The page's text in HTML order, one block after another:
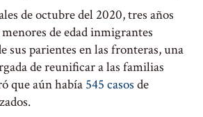
de octubre del 2020, tres años
de edad inmigrantes
sus parientes en las fronteras, una
de reunificar a las familias
que aún había 545 casos de